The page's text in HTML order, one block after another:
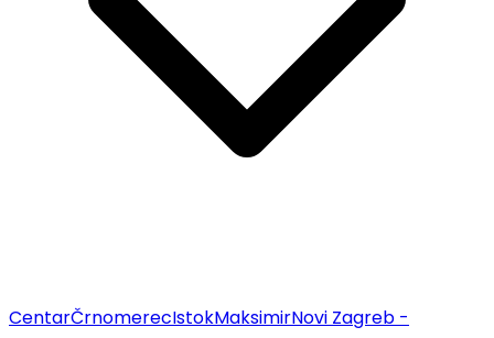
CentarČrnomerecIstokMaksimirNovi Zagreb -